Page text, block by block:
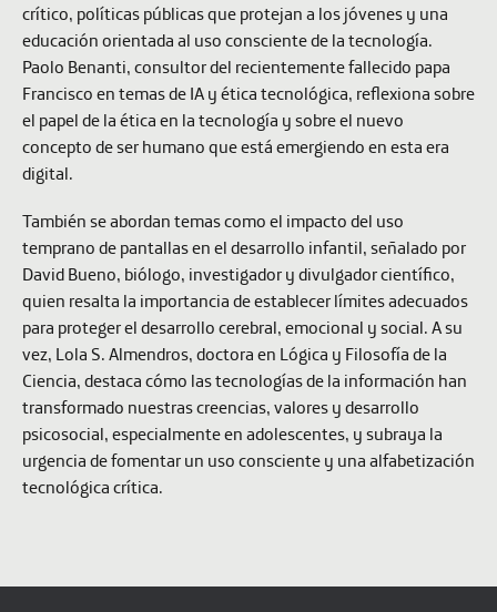
crítico, políticas públicas que protejan a los jóvenes y una
educación orientada al uso consciente de la tecnología.
Paolo Benanti, consultor del recientemente fallecido papa
Francisco en temas de IA y ética tecnológica, reflexiona sobre
el papel de la ética en la tecnología y sobre el nuevo
concepto de ser humano que está emergiendo en esta era
digital.
También se abordan temas como el impacto del uso
temprano de pantallas en el desarrollo infantil, señalado por
David Bueno, biólogo, investigador y divulgador científico,
quien resalta la importancia de establecer límites adecuados
para proteger el desarrollo cerebral, emocional y social. A su
vez, Lola S. Almendros, doctora en Lógica y Filosofía de la
Ciencia, destaca cómo las tecnologías de la información han
transformado nuestras creencias, valores y desarrollo
psicosocial, especialmente en adolescentes, y subraya la
urgencia de fomentar un uso consciente y una alfabetización
tecnológica crítica.